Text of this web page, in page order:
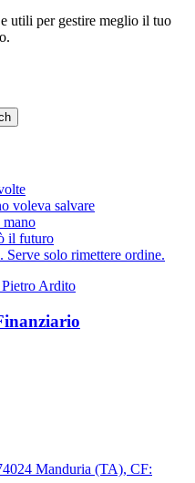
utili per gestire meglio il tuo
voleva salvare
il futuro
solo rimettere ordine.
Manduria (TA), CF: